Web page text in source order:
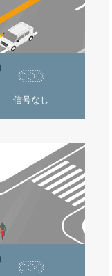
信号なし